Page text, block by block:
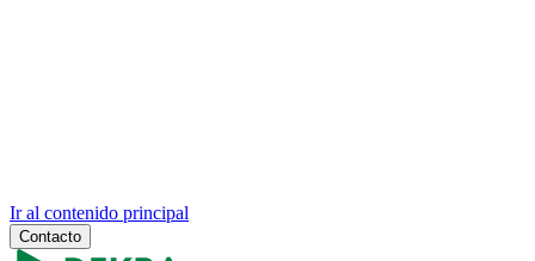
Ir al contenido principal
Contacto